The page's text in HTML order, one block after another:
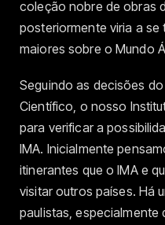
coleção nobre de obras
posteriormente viria a se
maiores sobre o Mundo
Seguindo as decisões
Científico, o nosso
para verificar a
IMA. Inicialmente
itinerantes que o IMA e
visitar outros países. Há
paulistas, especialmente